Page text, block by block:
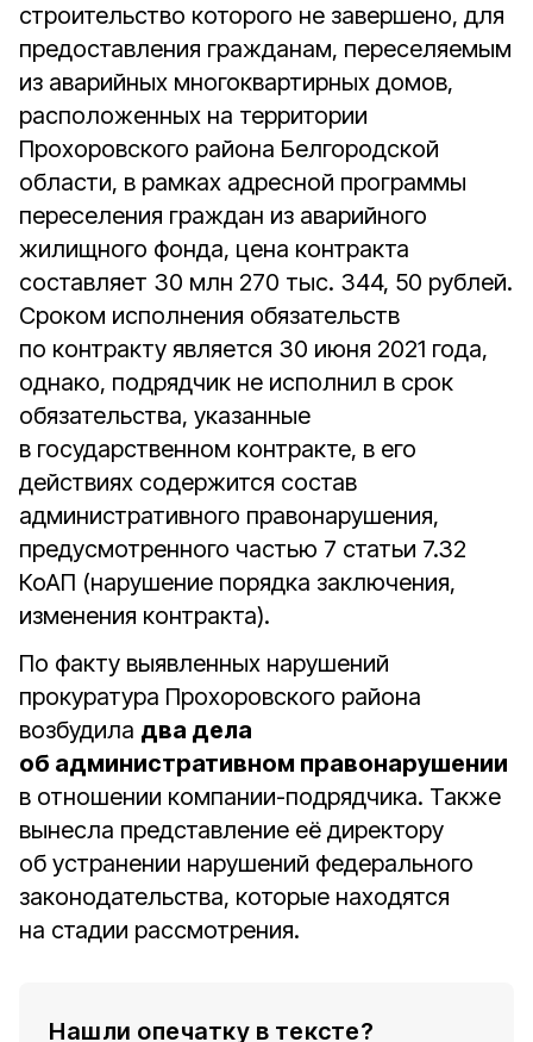
строительство которого не завершено, для
предоставления гражданам, переселяемым
из аварийных многоквартирных домов,
расположенных на территории
Прохоровского района Белгородской
области, в рамках адресной программы
переселения граждан из аварийного
жилищного фонда, цена контракта
составляет 30 млн 270 тыс. 344, 50 рублей.
Сроком исполнения обязательств
по контракту является 30 июня 2021 года,
однако, подрядчик не исполнил в срок
обязательства, указанные
в государственном контракте, в его
действиях содержится состав
административного правонарушения,
предусмотренного частью 7 статьи 7.32
КоАП (нарушение порядка заключения,
изменения контракта).
По факту выявленных нарушений
прокуратура Прохоровского района
возбудила два дела
об административном правонарушении
в отношении компании-подрядчика. Также
вынесла представление её директору
об устранении нарушений федерального
законодательства, которые находятся
на стадии рассмотрения.
Нашли опечатку в тексте?